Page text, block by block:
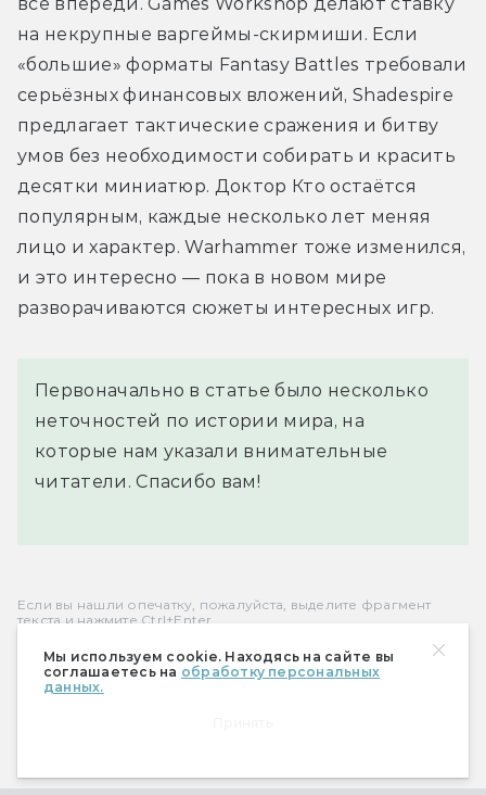
Мы используем cookie. Находясь на сайте вы
соглашаетесь на обработку персональных
данных.
на некрупные варгеймы-скирмиши. Если
«большие» форматы Fantasy Battles требовали
серьёзных финансовых вложений, Shadespire
предлагает тактические сражения и битву
умов без необходимости собирать и красить
десятки миниатюр. Доктор Кто остаётся
популярным, каждые несколько лет меняя
лицо и характер. Warhammer тоже изменился,
и это интересно — пока в новом мире
разворачиваются сюжеты интересных игр.
Первоначально в статье было несколько
неточностей по истории мира, на
которые нам указали внимательные
читатели. Спасибо вам!
Если вы нашли опечатку, пожалуйста, выделите фрагмент
текста и нажмите Ctrl+Enter.